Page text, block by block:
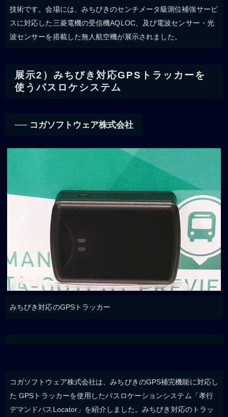
技術です。会場には、みちびきのセンチメータ級測位補強サービ
スに対応した三菱電機の受信機AQLOC、及び電波センサー・光
波センサーを搭載した無人航空機が展示されました。
展示2）みちびき対応GPSトラッカーを
使うバスロケシステム
── コガソフトウェア株式会社
みちびき対応のGPSトラッカー
コガソフトウェア株式会社は、みちびきのGPS補完機能に対応し
た GPSトラッカーを使用したバスロケーションシステム「孝行
デマンドバスLocator」を紹介しました。みちびき対応のトラッ